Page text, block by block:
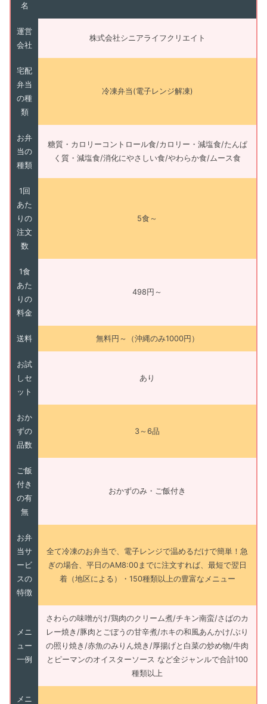
名
運営
会社
株式会社シニアライフクリエイト
宅配
弁当
の種
類
冷凍弁当(電子レンジ解凍)
お弁
当の
種類
糖質・カロリーコントロール食/カロリー・減塩食/たんぱ
く質・減塩食/消化にやさしい食/やわらか食/ムース食
1回
あた
りの
注文
数
5食～
1食
あた
りの
料金
498円～
送料 無料円～（沖縄のみ1000円）
お試
しセ
ット
あり
おか
ずの
品数
3～6品
ご飯
付き
の有
無
おかずのみ・ご飯付き
お弁
当サ
ービ
スの
特徴
全て冷凍のお弁当で、電子レンジで温めるだけで簡単！急
ぎの場合、平日のAM8:00までに注文すれば、最短で翌日
着（地区による）・150種類以上の豊富なメニュー
メニ
ュー
一例
さわらの味噌がけ/鶏肉のクリーム煮/チキン南蛮/さばのカ
レー焼き/豚肉とごぼうの甘辛煮/ホキの和風あんかけ/ぶり
の照り焼き/赤魚のみりん焼き/厚揚げと白菜の炒め物/牛肉
とピーマンのオイスターソース など全ジャンルで合計100
種類以上
メニ